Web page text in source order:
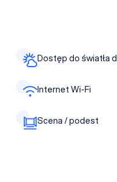
Dostęp do światła
Internet Wi-Fi
Scena / podest